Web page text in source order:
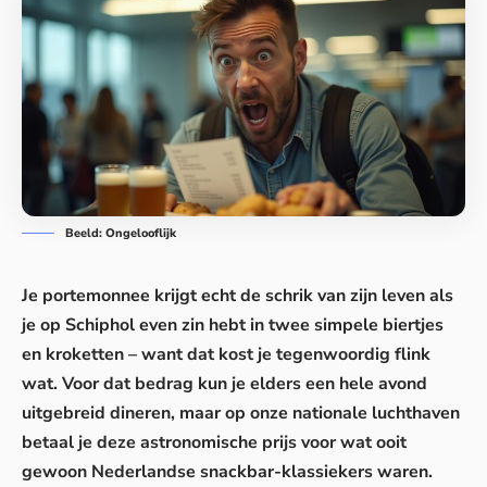
Beeld: Ongelooflijk
Je portemonnee krijgt echt de schrik van zijn leven als
je op Schiphol even zin hebt in twee simpele biertjes
en kroketten – want dat kost je tegenwoordig flink
wat. Voor dat bedrag kun je elders een hele avond
uitgebreid dineren, maar op onze nationale luchthaven
betaal je deze astronomische prijs voor wat ooit
gewoon Nederlandse snackbar-klassiekers waren.